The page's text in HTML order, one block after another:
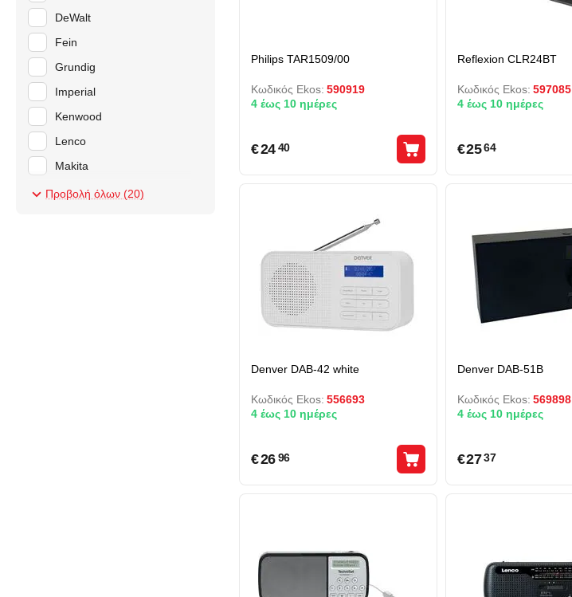
Philips TAR1509/00
Κωδικός Ekos: 590919
4 έως 10 ημέρες
€24 40
Reflexion CLR24BT
Κωδικός Ekos: 597085
4 έως 10 ημέρες
€25 64
Denver DAB-42 white
Κωδικός Ekos: 556693
4 έως 10 ημέρες
€26 96
Denver DAB-51B
Κωδικός Ekos: 569898
4 έως 10 ημέρες
€27 37
DeWalt
Fein
Grundig
Imperial
Kenwood
Lenco
Makita
Midland
Προβολή όλων (20)